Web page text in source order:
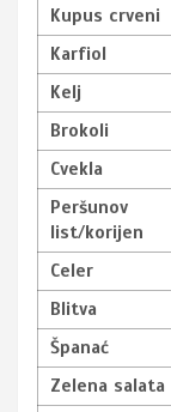
Kupus crveni
Karfiol
Kelj
Brokoli
Cvekla
Peršunov
list/korijen
Celer
Blitva
Španać
Zelena salata